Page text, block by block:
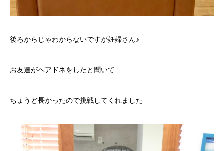
後ろからじゃわからないですが妊婦さん♪
お友達がヘアドネをしたと聞いて
ちょうど長かったので挑戦してくれました